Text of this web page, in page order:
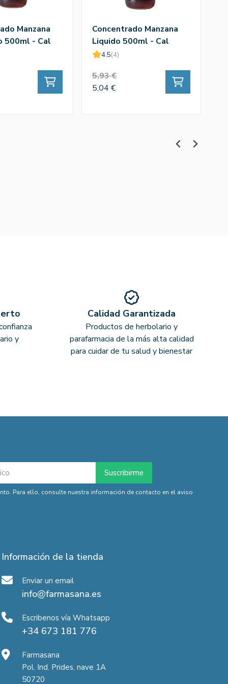
Manzana
500ml - Cal
Concentrado Manzana
Liquido 500ml - Cal
Valls
4.5(4)
5,93 €
5,04 €
y
Calidad Garantizada
Productos de herbolario y
parafarmacia de la más alta calidad
para cuidar de tu salud y bienestar
Para ello, consulte nuestra información de contacto en el aviso
Información de la tienda
Enviar un email
info@farmasana.es
Escribenos vía Whatsapp
+34 673 181 776
Farmasana
Pol. Ind. Prides, nave 1A
50720